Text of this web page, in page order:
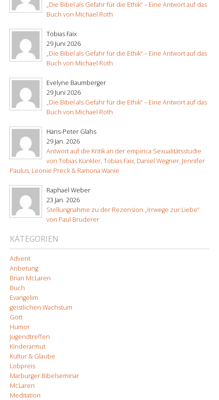
„Die Bibel als Gefahr für die Ethik“ – Eine Antwort auf das
Buch von Michael Roth
Tobias Faix
29 Juni 2026
„Die Bibel als Gefahr für die Ethik“ – Eine Antwort auf das
Buch von Michael Roth
Evelyne Baumberger
29 Juni 2026
„Die Bibel als Gefahr für die Ethik“ – Eine Antwort auf das
Buch von Michael Roth
Hans-Peter Glahs
29 Jan. 2026
Antwort auf die Kritik an der empirica Sexualitätsstudie
von Tobias Künkler, Tobias Faix, Daniel Wegner, Jennifer
Paulus, Leonie Preck & Ramona Wanie
Raphael Weber
23 Jan. 2026
Stellungnahme zu der Rezension „Irrwege zur Liebe“
von Paul Bruderer
KATEGORIEN
Advent
Anbetung
Brian McLaren
Buch
Evangelim
geistlichen Wachstum
Gott
Humor
Jugendtreffen
Kinderarmut
Kultur & Glaube
Lobpreis
Marburger Bibelseminar
McLaren
Meditation